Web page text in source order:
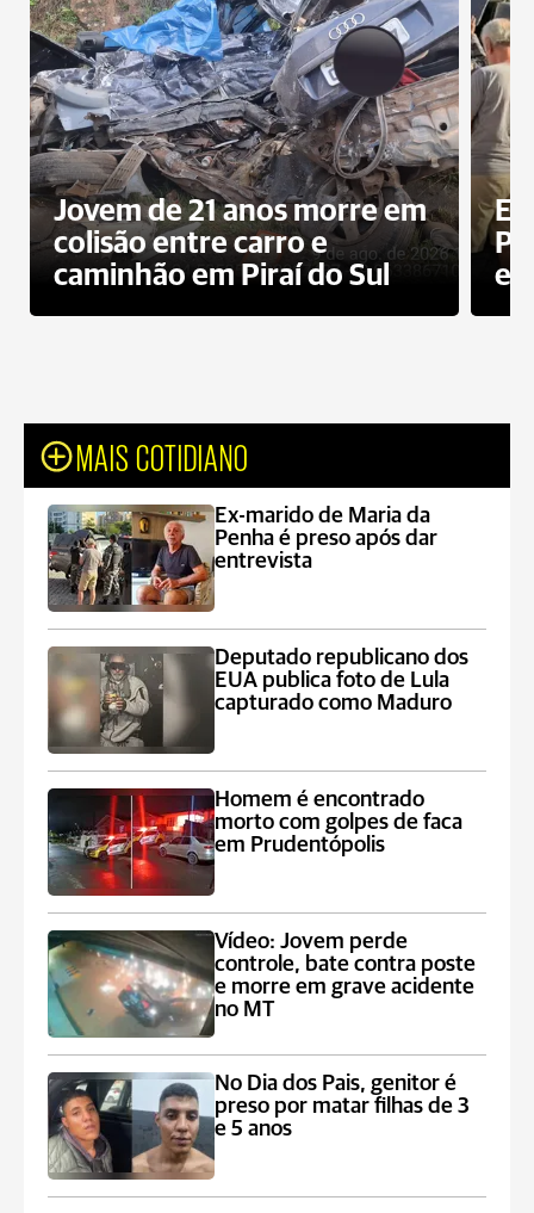
Jovem de 21 anos morre em
colisão entre carro e
caminhão em Piraí do Sul
MAIS COTIDIANO
Ex-marido de Maria da
Penha é preso após dar
entrevista
Deputado republicano dos
EUA publica foto de Lula
capturado como Maduro
Homem é encontrado
morto com golpes de faca
em Prudentópolis
Vídeo: Jovem perde
controle, bate contra poste
e morre em grave acidente
no MT
No Dia dos Pais, genitor é
preso por matar filhas de 3
e 5 anos